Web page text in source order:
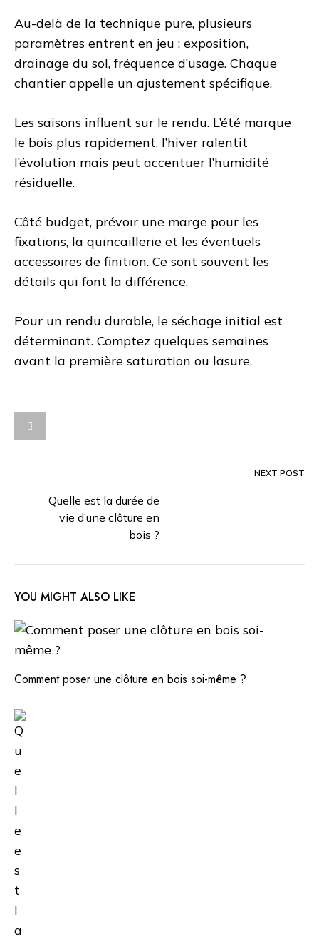
Au-delà de la technique pure, plusieurs
paramètres entrent en jeu : exposition,
drainage du sol, fréquence d’usage. Chaque
chantier appelle un ajustement spécifique.
Les saisons influent sur le rendu. L’été marque
le bois plus rapidement, l’hiver ralentit
l’évolution mais peut accentuer l’humidité
résiduelle.
Côté budget, prévoir une marge pour les
fixations, la quincaillerie et les éventuels
accessoires de finition. Ce sont souvent les
détails qui font la différence.
Pour un rendu durable, le séchage initial est
déterminant. Comptez quelques semaines
avant la première saturation ou lasure.
Post
navigation
NEXT POST
Quelle est la durée de
vie d’une clôture en
bois ?
YOU MIGHT ALSO LIKE
Comment poser une clôture en bois soi-même ?